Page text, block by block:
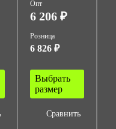
Опт
6 206 ₽
Розница
6 826 ₽
Выбрать
размер
Сравнить